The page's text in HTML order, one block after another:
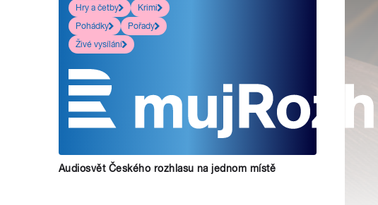
Hry a četby
Krimi
Pohádky
Pořady
Živé vysílání
Audiosvět Českého rozhlasu na jednom místě